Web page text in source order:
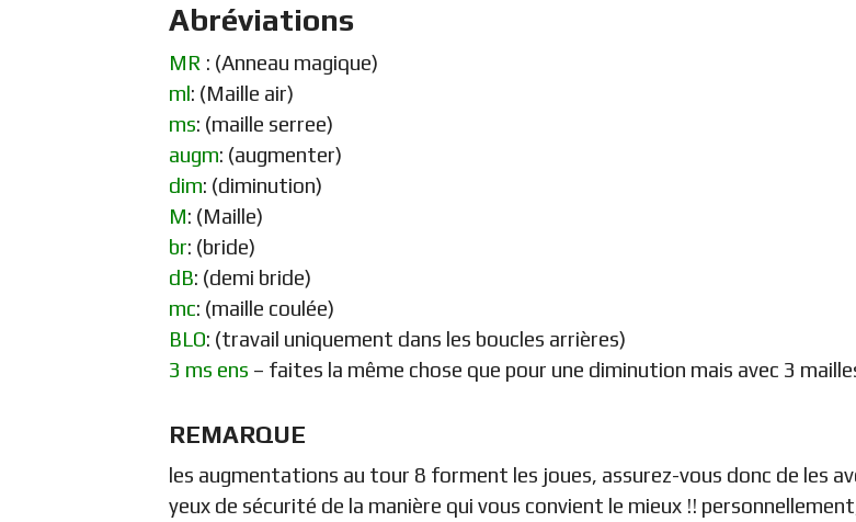
Abréviations
MR : (Anneau magique)
ml: (Maille air)
ms: (maille serree)
augm: (augmenter)
dim: (diminution)
M: (Maille)
br: (bride)
dB: (demi bride)
mc: (maille coulée)
BLO: (travail uniquement dans les boucles arrières)
3 ms ens – faites la même chose que pour une diminution mais avec 3
REMARQUE
les augmentations au tour 8 forment les joues, assurez-vous donc de les
yeux de sécurité de la manière qui vous convient le mieux !!